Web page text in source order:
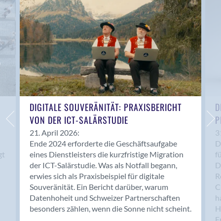
Anwil
Appenzell
Au SG
Baar
Baden
Balsthal
Balzers
Basel
Bassersdorf
Belp
Bendern
Benken (SG)
Bergdietikon
Berlin
Bern
Bern - Liebefeld
DIGITALE SOUVERÄNITÄT: PRAXISBERICHT
VON DER ICT-SALÄRSTUDIE
21. April 2026:
Ende 2024 erforderte die Geschäftsaufgabe
eines Dienstleisters die kurzfristige Migration
der ICT-Salärstudie. Was als Notfall begann,
erwies sich als Praxisbeispiel für digitale
Souveränität. Ein Bericht darüber, warum
Datenhoheit und Schweizer Partnerschaften
besonders zählen, wenn die Sonne nicht scheint.